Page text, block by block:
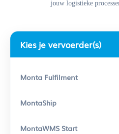
jouw logistieke
Kies je vervoerder(s)